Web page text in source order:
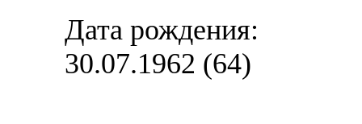
Дата рождения:
30.07.1962 (64)